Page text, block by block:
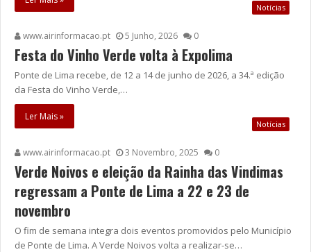
Notícias
www.airinformacao.pt 5 Junho, 2026 0
Festa do Vinho Verde volta à Expolima
Ponte de Lima recebe, de 12 a 14 de junho de 2026, a 34.ª edição
da Festa do Vinho Verde,…
Ler Mais »
Notícias
www.airinformacao.pt 3 Novembro, 2025 0
Verde Noivos e eleição da Rainha das Vindimas
regressam a Ponte de Lima a 22 e 23 de
novembro
O fim de semana integra dois eventos promovidos pelo Município
de Ponte de Lima. A Verde Noivos volta a realizar-se…